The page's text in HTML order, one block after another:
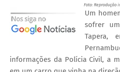
Foto: Reprodução
Um
sofrer
Tapera,
informações da Polícia Civil, a